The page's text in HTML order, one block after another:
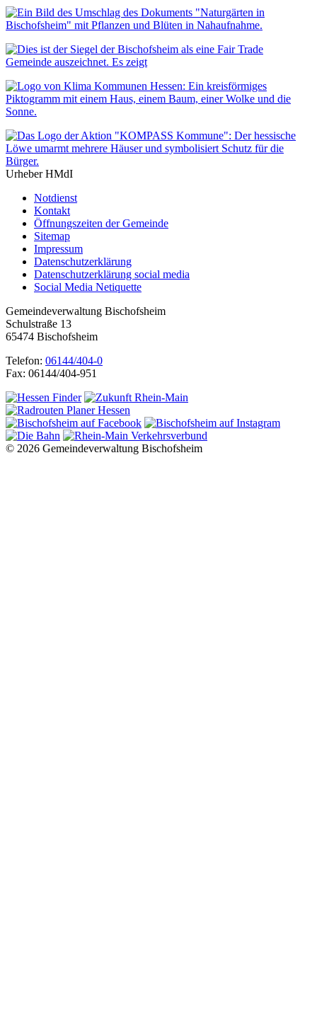
Urheber HMdI
Notdienst
Kontakt
Öffnungszeiten der Gemeinde
Sitemap
Impressum
Datenschutzerklärung
Datenschutzerklärung social media
Social Media Netiquette
Gemeindeverwaltung Bischofsheim
Schulstraße 13
65474 Bischofsheim
Telefon: 06144/404-0
Fax: 06144/404-951
© 2026 Gemeindeverwaltung Bischofsheim